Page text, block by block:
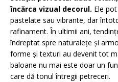
încărca vizual decorul. Ele
pastelate sau vibrante, dar
rafinament. În ultimii ani,
îndreptat spre naturalețe și
forme și texturi au devenit tot
baloane nu mai este doar un
care dă tonul întregii petreceri.